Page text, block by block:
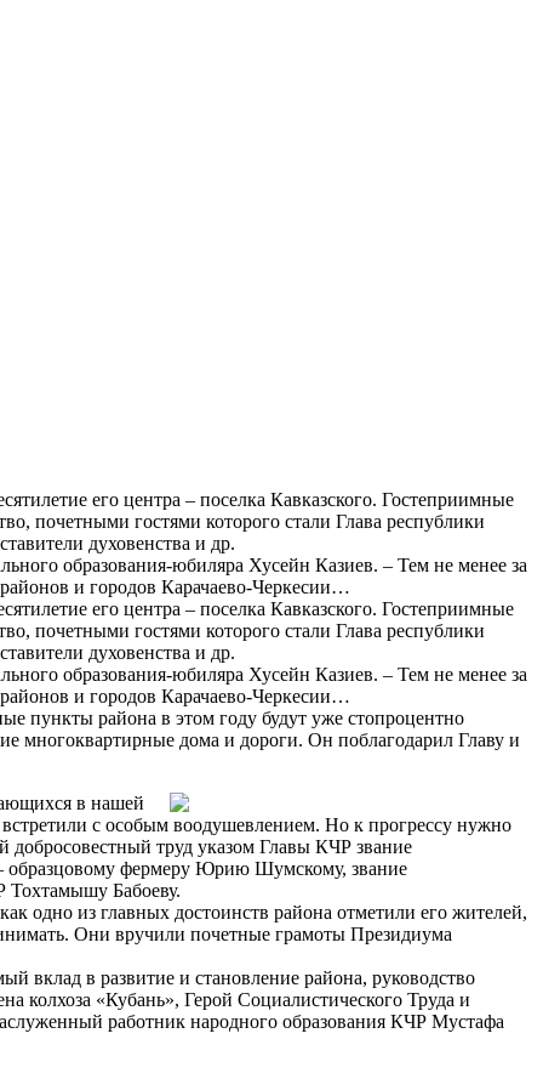
его центра – поселка Кавказского. Гостеприимные
почетными гостями которого стали Глава республики
духовенства и др.
образования-юбиляра Хусейн Казиев. – Тем не менее за
и городов Карачаево-Черкесии…
его центра – поселка Кавказского. Гостеприимные
почетными гостями которого стали Глава республики
духовенства и др.
образования-юбиляра Хусейн Казиев. – Тем не менее за
и городов Карачаево-Черкесии…
пункты района в этом году будут уже стопроцентно
многоквартирные дома и дороги. Он поблагодарил Главу и
в нашей
с особым воодушевлением. Но к прогрессу нужно
добросовестный труд указом Главы КЧР звание
образцовому фермеру Юрию Шумскому, звание
Тохтамышу Бабоеву.
одно из главных достоинств района отметили его жителей,
Они вручили почетные грамоты Президиума
вклад в развитие и становление района, руководство
колхоза «Кубань», Герой Социалистического Труда и
работник народного образования КЧР Мустафа